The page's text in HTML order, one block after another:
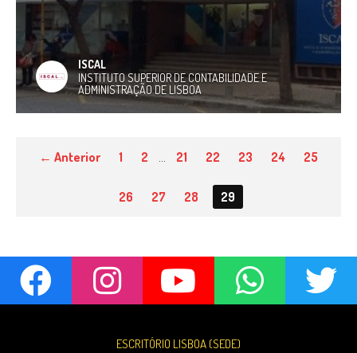
ISCAL
INSTITUTO SUPERIOR DE CONTABILIDADE E
ADMINISTRAÇÃO DE LISBOA
← Anterior 1 2 … 21 22 23 24 25
26 27 28 29
ESCRITÓRIO LISBOA (SEDE)